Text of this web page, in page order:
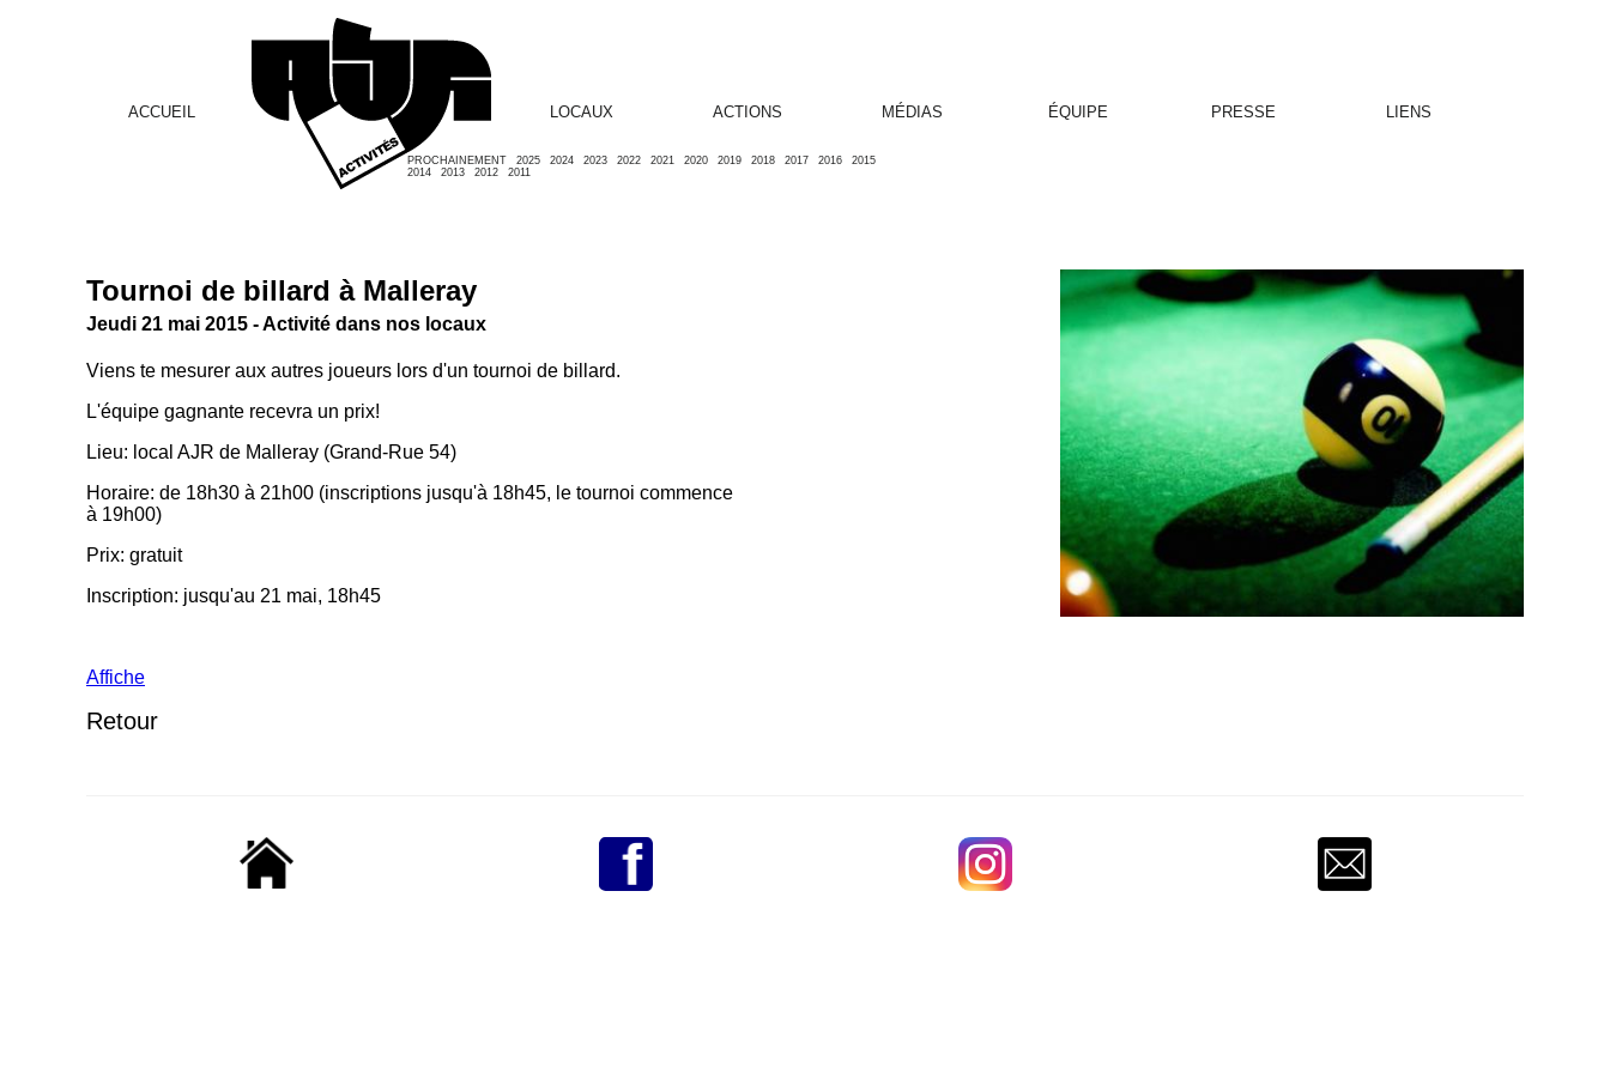
ACCUEIL
PROCHAINEMENT 2025 2024 2023 2022 2021 2020 2019 2018 2017 2016
2015
2014
2013 2012 2011
LOCAUX ACTIONS MÉDIAS ÉQUIPE PRESSE LIENS
Tournoi de billard à Malleray
Jeudi 21 mai 2015 - Activité dans nos locaux
Viens te mesurer aux autres joueurs lors d'un tournoi de billard.
L'équipe gagnante recevra un prix!
Lieu: local AJR de Malleray (Grand-Rue 54)
Horaire: de 18h30 à 21h00 (inscriptions jusqu'à 18h45, le tournoi commence
à 19h00)
Prix: gratuit
Inscription: jusqu'au 21 mai, 18h45
Affiche
Retour